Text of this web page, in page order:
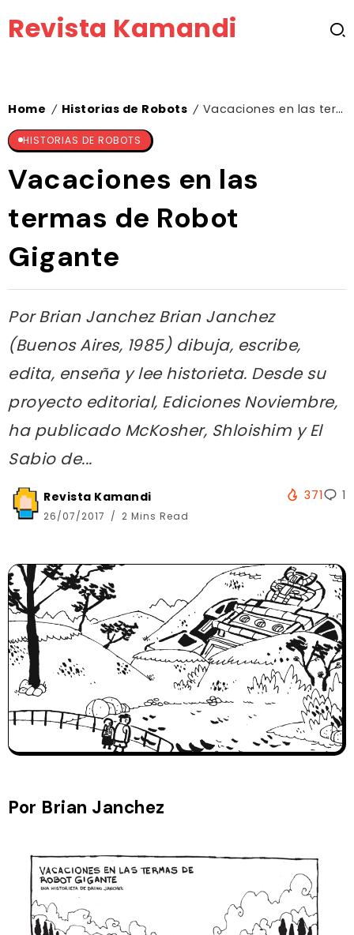
Revista Kamandi
Home / Historias de Robots / Vacaciones en las termas de Robot Gigante
HISTORIAS DE ROBOTS
Vacaciones en las
termas de Robot
Gigante
Por Brian Janchez Brian Janchez
(Buenos Aires, 1985) dibuja, escribe,
edita, enseña y lee historieta. Desde su
proyecto editorial, Ediciones Noviembre,
ha publicado McKosher, Shloishim y El
Sabio de...
Revista Kamandi
26/07/2017 2 Mins Read
371 1
Por Brian Janchez